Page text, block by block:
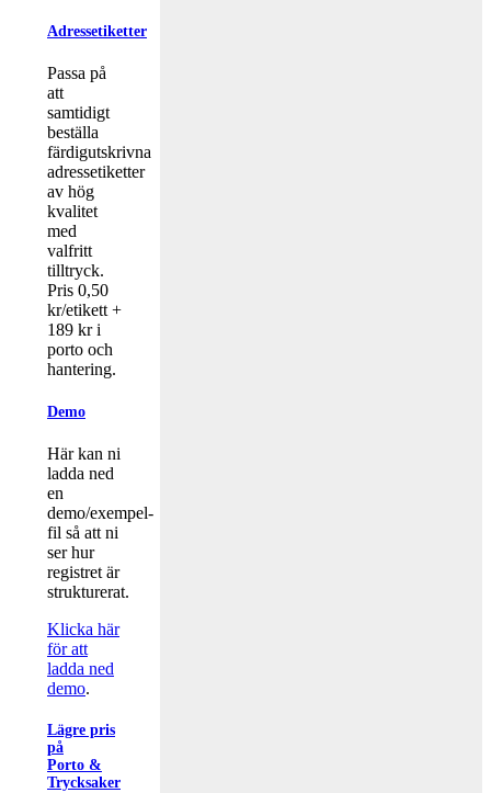
Adressetiketter
Passa på
att
samtidigt
beställa
färdigutskrivna
adressetiketter
av hög
kvalitet
med
valfritt
tilltryck.
Pris 0,50
kr/etikett +
189 kr i
porto och
hantering.
Demo
Här kan ni
ladda ned
en
demo/exempel-
fil så att ni
ser hur
registret är
strukturerat.
Klicka här
för att
ladda ned
demo.
Lägre pris
på
Porto &
Trycksaker